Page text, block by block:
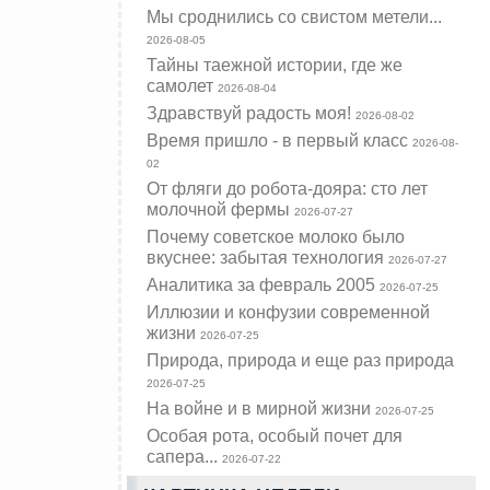
Мы сроднились со свистом метели...
2026-08-05
Тайны таежной истории, где же
самолет2026-08-04
Здравствуй радость моя!2026-08-02
Время пришло - в первый класс2026-08-
02
От фляги до робота-дояра: сто лет
молочной фермы2026-07-27
Почему советское молоко было
вкуснее: забытая технология2026-07-27
Аналитика за февраль 20052026-07-25
Иллюзии и конфузии современной
жизни2026-07-25
Природа, природа и еще раз природа
2026-07-25
На войне и в мирной жизни2026-07-25
Особая рота, особый почет для
сапера...2026-07-22